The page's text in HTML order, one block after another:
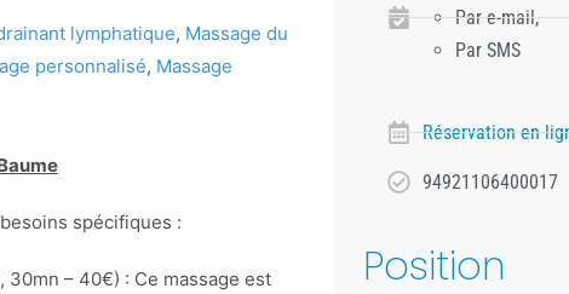
lymphatique, Massage du
personnalisé, Massage
spécifiques :
30mn – 40€) : Ce massage est
Par e-mail,
Par SMS
Réservation en
94921106400017
Position